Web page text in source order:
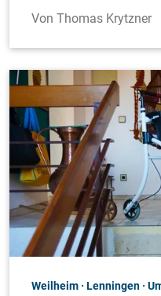
Thomas Krytzner
Weilheim · Lenningen ·